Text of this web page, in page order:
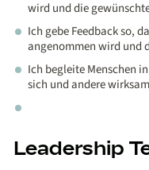
wird und die
Ich gebe Feedback so,
angenommen wird und
Ich begleite Menschen
sich und andere
Leadership